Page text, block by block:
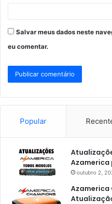
*
Salvar meus dados neste
eu comentar.
Popular
Azamerica
outubro 2,
Azamerica